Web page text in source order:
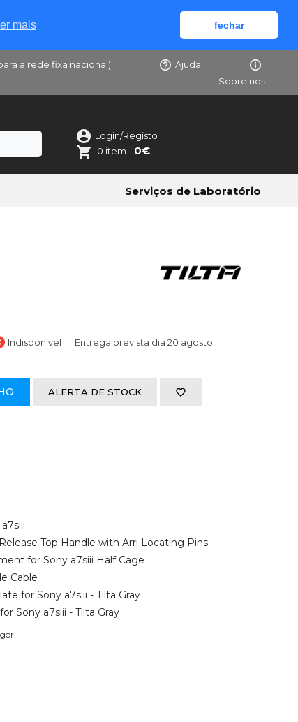
mais fechar
a rede fixa nacional)
Ajuda
Sobre nós
Login/Registo
0 item - 0€
Serviços de Laboratório
Indisponível Entrega prevista dia 20 agosto
ALERTA DE STOCK
Top Handle with Arri Locating Pins
for Sony a7siii Half Cage
Cable
for Sony a7siii - Tilta Gray
Sony a7siii - Tilta Gray